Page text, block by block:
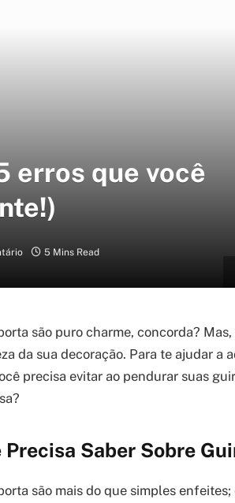
erros que você
5 Mins Read
são puro charme, concorda?
da sua decoração. Para te ajudar a
precisa evitar ao pendurar suas
Precisa Saber Sobre
são mais do que simples